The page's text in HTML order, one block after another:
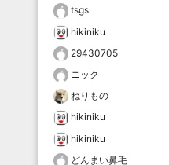
tsgs
hikiniku
29430705
ニック
ねりもの
hikiniku
hikiniku
どんまい鼻毛